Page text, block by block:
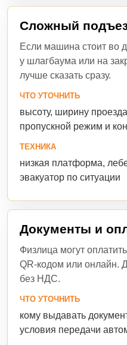
Сложный
Если машина стоит во
у шлагбаума или на
лучше сказать сразу.
ЧТО УТОЧНИТЬ
высоту, ширину
пропускной режим и
ТЕХНИКА
низкая платформа,
эвакуатор по ситуации
Документы и
Физлица могут
QR-кодом или онлайн.
без НДС.
ЧТО УТОЧНИТЬ
кому выдавать
условия передачи